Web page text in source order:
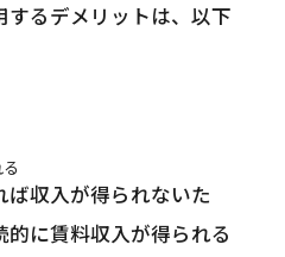
るデメリットは、以下
収入が得られないた
に賃料収入が得られる